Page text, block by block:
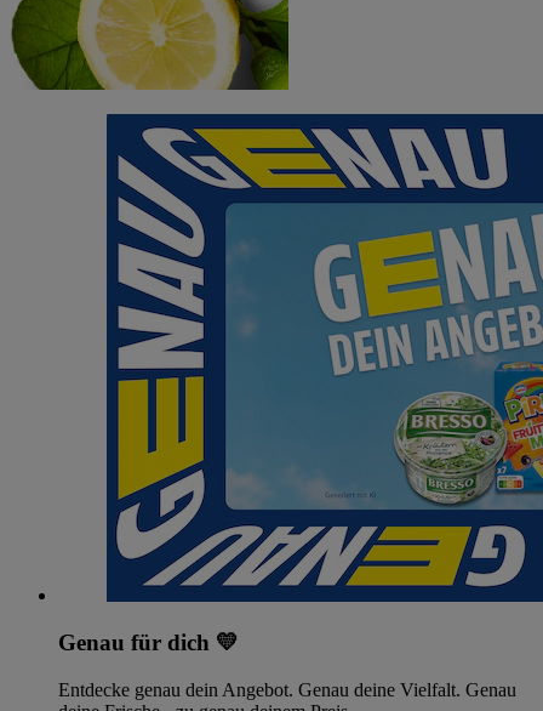
Genau für dich 💛
Entdecke genau dein Angebot. Genau deine Vielfalt. Genau